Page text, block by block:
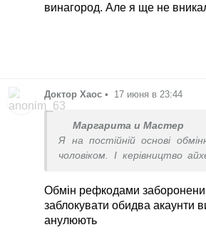
винагород. Але я ще не
Доктор Хаос • 17 июня в 23:44
Маргарита и Мастер
Я на постійній основі
чоловіком. І керівництво
одним, то відправлять по
переліміту. Так і пишуть.
Обмін рефкодами
заблокувати обидва акаунти
анулюють